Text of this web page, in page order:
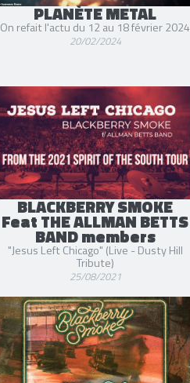
PLANÈTE METAL
On refait l'actu du 12 au 18 février 2024
20/02/2024
BLACKBERRY SMOKE
Feat THE ALLMAN BETTS
BAND members
"Jesus Left Chicago" (Live - Dusty Hill
Tribute)
25/08/2021